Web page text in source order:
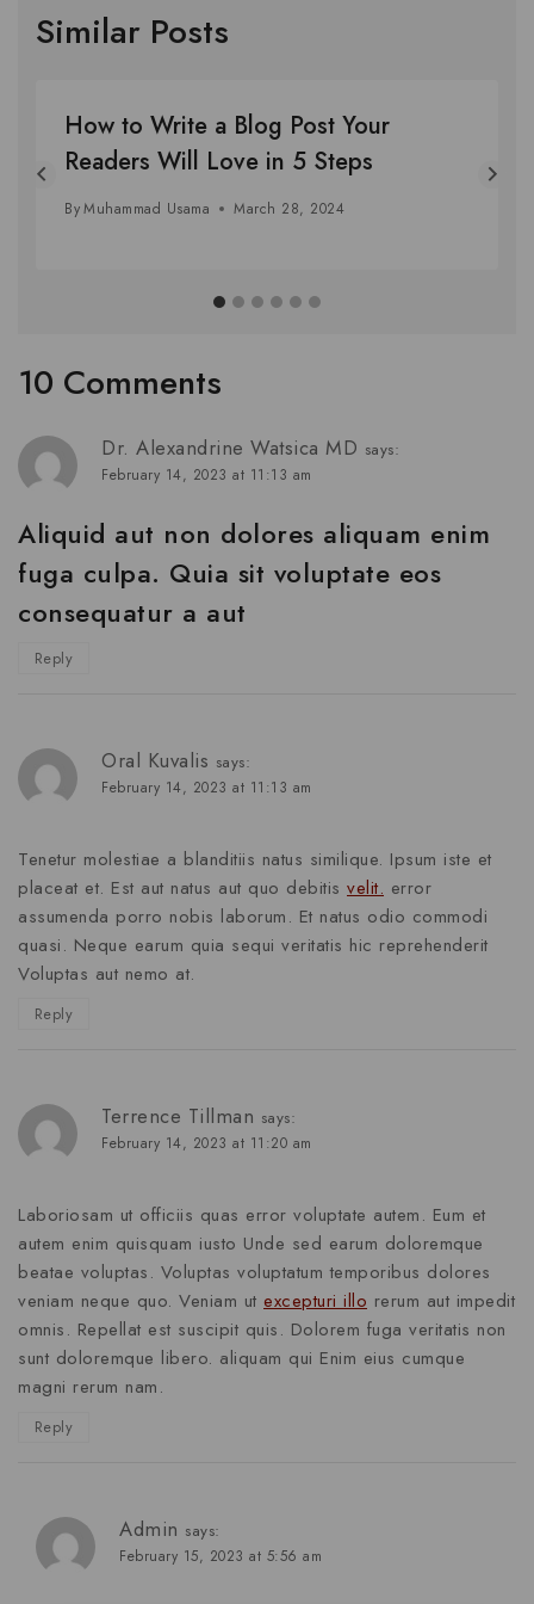
Similar Posts
How to Write a Blog Post Your
Readers Will Love in 5 Steps
ByMuhammad Usama March 28, 2024
10 Comments
Dr. Alexandrine Watsica MD says:
February 14, 2023 at 11:13 am
Aliquid aut non dolores aliquam enim
fuga culpa. Quia sit voluptate eos
consequatur a aut
Reply
Oral Kuvalis says:
February 14, 2023 at 11:13 am
Tenetur molestiae a blanditiis natus similique. Ipsum iste et
placeat et. Est aut natus aut quo debitis velit. error
assumenda porro nobis laborum. Et natus odio commodi
quasi. Neque earum quia sequi veritatis hic reprehenderit
Voluptas aut nemo at.
Reply
Terrence Tillman says:
February 14, 2023 at 11:20 am
Laboriosam ut officiis quas error voluptate autem. Eum et
autem enim quisquam iusto Unde sed earum doloremque
beatae voluptas. Voluptas voluptatum temporibus dolores
veniam neque quo. Veniam ut excepturi illo rerum aut impedit
omnis. Repellat est suscipit quis. Dolorem fuga veritatis non
sunt doloremque libero. aliquam qui Enim eius cumque
magni rerum nam.
Reply
Admin says:
February 15, 2023 at 5:56 am